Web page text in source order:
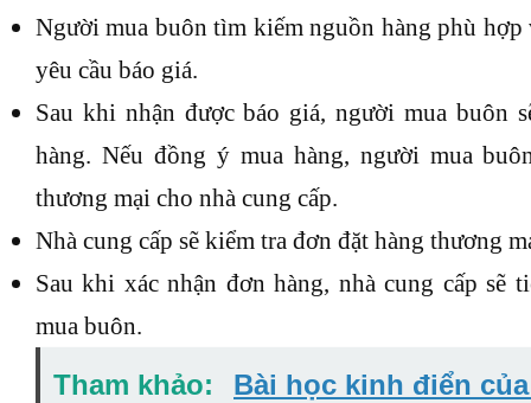
Người mua buôn tìm kiếm nguồn hàng phù hợp
yêu cầu báo giá.
Sau khi nhận được báo giá, người mua buôn
hàng. Nếu đồng ý mua hàng, người mua
thương mại cho nhà cung cấp.
Nhà cung cấp sẽ kiểm tra đơn đặt hàng thương
Sau khi xác nhận đơn hàng, nhà cung cấp sẽ
mua buôn.
Tham khảo:
Bài học kinh điển